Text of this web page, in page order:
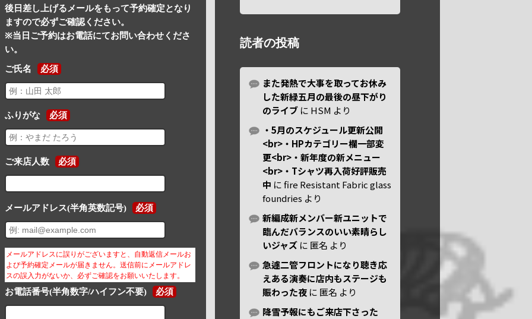
後日差し上げるメールをもって予約確定となり
ますので必ずご確認ください。
※当日ご予約はお電話にてお問い合わせくださ
い。
ご氏名 必須
ふりがな 必須
ご来店人数 必須
メールアドレス(半角英数記号) 必須
メールアドレスに誤りがございますと、自動返信メールお
よび予約確定メールが届きません。送信前にメールアドレ
スの誤入力がないか、必ずご確認をお願いいたします。
お電話番号(半角数字/ハイフン不要) 必須
読者の投稿
また発熱で大事を取ってお休み
した新緑五月の最後の昼下がり
のライブ に HSM より
・5月のスケジュール更新公開
<br>・HPカテゴリー欄一部変
更<br>・新年度の新メニュー
<br>・Tシャツ再入荷好評販売
中 にfire Resistant Fabric glass
foundries より
新編成新メンバー新ユニットで
臨んだバランスのいい素晴らし
いジャズ に 匿名 より
急遽二管フロントになり聴き応
えある演奏に店内もステージも
賑わった夜 に 匿名 より
降雪予報にもご来店下さった